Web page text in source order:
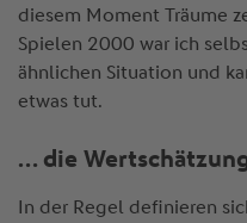
diesem Moment Träume
Spielen 2000 war ich
ähnlichen Situation und
etwas tut.
… die
In der Regel definieren